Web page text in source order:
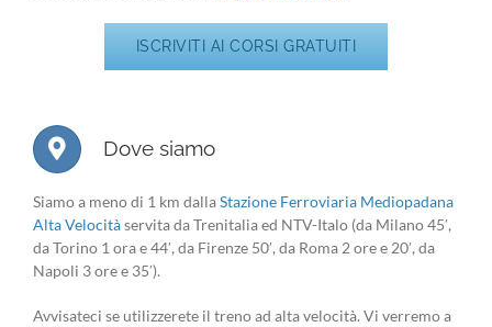
ISCRIVITI AI CORSI GRATUITI
Dove siamo
Siamo a meno di 1 km dallaStazione Ferroviaria Mediopadana
Alta Velocitàservita da Trenitalia ed NTV-Italo (da Milano 45′,
da Torino 1 ora e 44′, da Firenze 50′, da Roma 2 ore e 20′, da
Napoli 3 ore e 35′).
Avvisateci se utilizzerete il treno ad alta velocità. Vi verremo a